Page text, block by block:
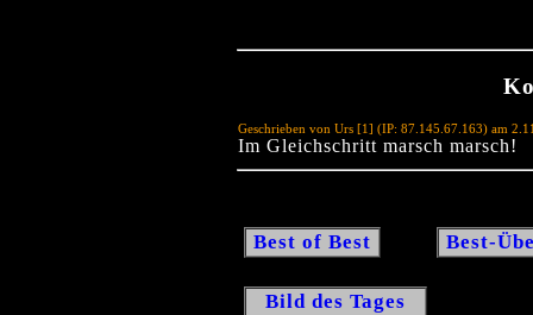
Geschrieben von Urs [1] (IP: 87.145.67.163) am
Im Gleichschritt marsch marsch!
Best of Best Best-
Bild des Tages